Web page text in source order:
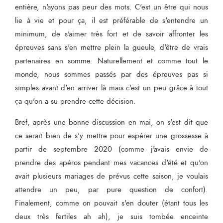
entière, n'ayons pas peur des mots. C'est un être qui nous
lie à vie et pour ça, il est préférable de s'entendre un
minimum, de s'aimer très fort et de savoir affronter les
épreuves sans s'en mettre plein la gueule, d'être de vrais
partenaires en somme. Naturellement et comme tout le
monde, nous sommes passés par des épreuves pas si
simples avant d'en arriver là mais c'est un peu grâce à tout
ça qu'on a su prendre cette décision.
Bref, après une bonne discussion en mai, on s'est dit que
ce serait bien de s'y mettre pour espérer une grossesse à
partir de septembre 2020 (comme j'avais envie de
prendre des apéros pendant mes vacances d'été et qu'on
avait plusieurs mariages de prévus cette saison, je voulais
attendre un peu, par pure question de confort).
Finalement, comme on pouvait s'en douter (étant tous les
deux très fertiles ah ah), je suis tombée enceinte